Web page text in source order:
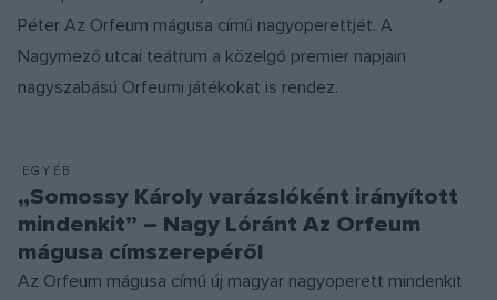
Péter Az Orfeum mágusa című nagyoperettjét. A
Nagymező utcai teátrum a közelgő premier napjain
nagyszabású Orfeumi játékokat is rendez.
EGYÉB
„Somossy Károly varázslóként irányított
mindenkit” – Nagy Lóránt Az Orfeum
mágusa címszerepéről
Az Orfeum mágusa című új magyar nagyoperett mindenkit